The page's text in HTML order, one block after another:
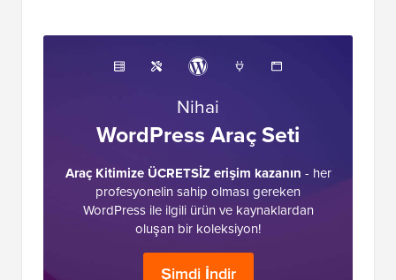
Nihai
WordPress Araç Seti
Araç Kitimize ÜCRETSİZ erişim kazanın - her
profesyonelin sahip olması gereken
WordPress ile ilgili ürün ve kaynaklardan
oluşan bir koleksiyon!
Şimdi İndir